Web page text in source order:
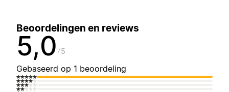
Beoordelingen en reviews
5,0 5
Gebaseerd op 1 beoordeling